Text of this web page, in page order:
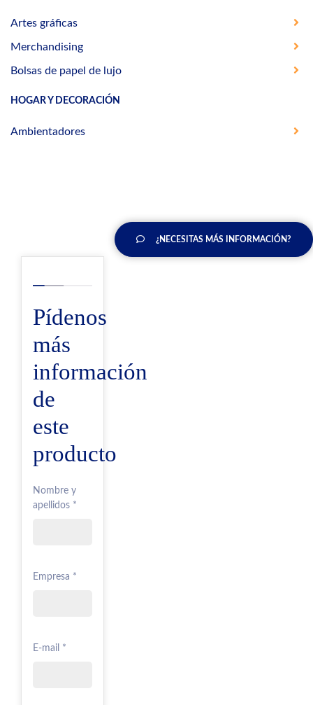
Artes gráficas
Merchandising
Bolsas de papel de lujo
HOGAR Y DECORACIÓN
Ambientadores
¿NECESITAS MÁS INFORMACIÓN?
Pídenos
más
información
de
este
producto
Nombre y
apellidos *
Empresa *
E-mail *